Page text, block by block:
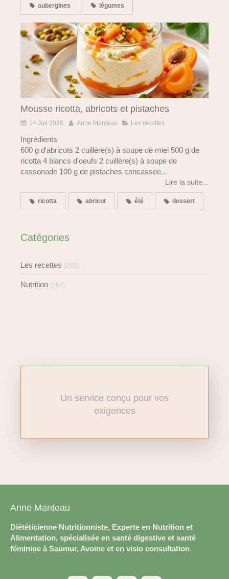
aubergines légumes
Mousse ricotta, abricots et pistaches
14 Juil 2026 Anne Manteau Les recettes
Ingrédients
600 g d'abricots 2 cuillère(s) à soupe de miel 500 g de
ricotta 4 blancs d'oeufs 2 cuillère(s) à soupe de
cassonade 100 g de pistaches concassée...
Lire la suite...
ricotta abricot été dessert
Catégories
Les recettes (283)
Nutrition (157)
Un service conçu pour vos
exigences
Anne Manteau
Diététicienne Nutritionniste, Experte en Nutrition et
Alimentation, spécialisée en santé digestive et santé
féminine à Saumur, Avoine et en visio consultation